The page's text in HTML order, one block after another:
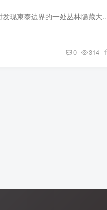
据柬媒消息，1月22日，泰国边防部队在打击跨境犯罪活动时发现柬泰边界的一处
0 314